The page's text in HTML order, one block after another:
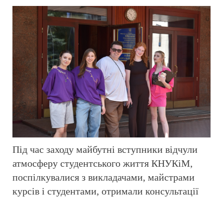
Під час заходу майбутні вступники відчули
атмосферу студентського життя КНУКіМ,
поспілкувалися з викладачами, майстрами
курсів і студентами, отримали консультації